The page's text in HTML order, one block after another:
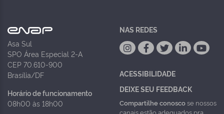
Asa Sul
SPO Área Especial 2-A
CEP 70.610-900
Brasília/DF
Horário de funcionamento
08h00 às 18h00
NAS REDES
ACESSIBILIDADE
DEIXE SEU FEEDBACK
Compartilhe conoscose nossos
canais estão adequados pra